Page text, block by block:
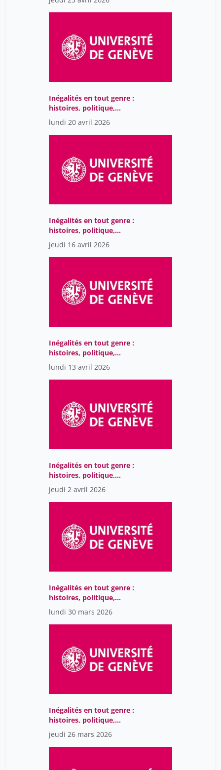
Inégalités en tout genre :
histoires, politique,
société
lundi 20 avril 2026
Inégalités en tout genre :
histoires, politique,
société
jeudi 16 avril 2026
Inégalités en tout genre :
histoires, politique,
société
lundi 13 avril 2026
Inégalités en tout genre :
histoires, politique,
société
jeudi 2 avril 2026
Inégalités en tout genre :
histoires, politique,
société
lundi 30 mars 2026
Inégalités en tout genre :
histoires, politique,
société
jeudi 26 mars 2026